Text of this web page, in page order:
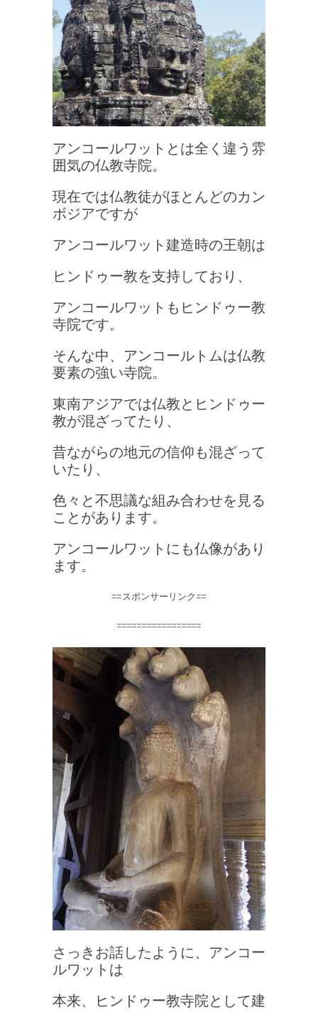
アンコールワットとは全く違う雰
囲気の仏教寺院。
現在では仏教徒がほとんどのカン
ボジアですが
アンコールワット建造時の王朝は
ヒンドゥー教を支持しており、
アンコールワットもヒンドゥー教
寺院です。
そんな中、アンコールトムは仏教
要素の強い寺院。
東南アジアでは仏教とヒンドゥー
教が混ざってたり、
昔ながらの地元の信仰も混ざって
いたり、
色々と不思議な組み合わせを見る
ことがあります。
アンコールワットにも仏像があり
ます。
==スポンサーリンク==
=================
さっきお話したように、アンコー
ルワットは
本来、ヒンドゥー教寺院として建